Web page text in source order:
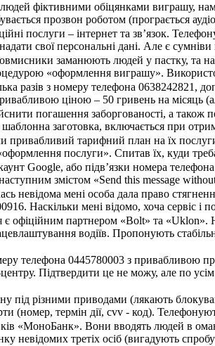
фіктивними обіцянками виграшу,
прозвон роботом (програється
послуги – інтернет та зв’язок.
свої персональні дані. Але є
заманюють людей у пастку, та
«оформлення виграшу».
разів з номеру телефона 0638242821,
ціною – 50 гривень на місяць
погашення заборгованості, а також
заготовка, включається при
тарифний план на їх
послуги». Спитав їх, куди
Google, або підв’язки номера
змістом «Send this message
мені особа дала право
Наскільки мені відомо, хоча сервіс і
є офіційним партнером «Bolt» та
водіїв. Пропонують
телефона 0445780003 з привабливою
Підтвердити це не можу, але по
під різними приводами (лякають
(номер, термін дії, cvv - код).
«МоноБанк». Вони вводять людей в
третіх осіб (вигадують